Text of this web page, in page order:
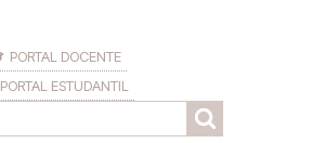
PORTAL DOCENTE
PORTAL ESTUDANTIL